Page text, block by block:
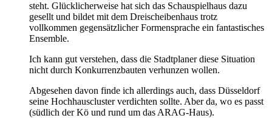
steht. Glücklicherweise hat sich das Schauspielhaus dazu
gesellt und bildet mit dem Dreischeibenhaus trotz
vollkommen gegensätzlicher Formensprache ein fantastisches
Ensemble.
Ich kann gut verstehen, dass die Stadtplaner diese Situation
nicht durch Konkurrenzbauten verhunzen wollen.
Abgesehen davon finde ich allerdings auch, dass Düsseldorf
seine Hochhauscluster verdichten sollte. Aber da, wo es passt
(südlich der Kö und rund um das ARAG-Haus).